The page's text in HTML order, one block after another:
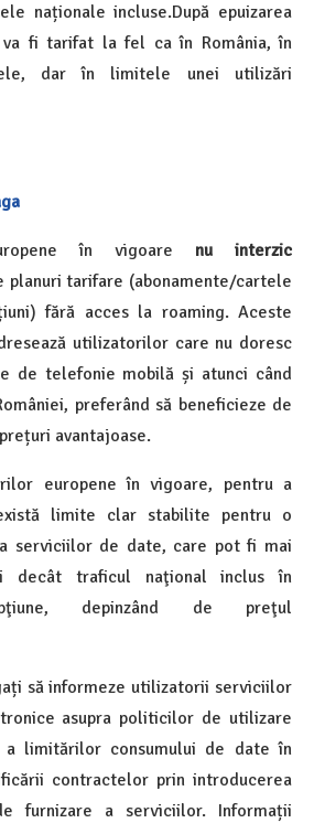
naționale incluse.După epuizarea
va fi tarifat la fel ca în România, în
dar în limitele unei utilizări
în vigoare nu interzic
planuri tarifare (abonamente/cartele
fără acces la roaming. Aceste
utilizatorilor care nu doresc
de telefonie mobilă și atunci când
preferând să beneficieze de
avantajoase.
europene în vigoare, pentru a
limite clar stabilite pentru o
serviciilor de date, care pot fi mai
decât traficul naţional inclus în
depinzând de preţul
să informeze utilizatorii serviciilor
asupra politicilor de utilizare
a limitărilor consumului de date în
contractelor prin introducerea
furnizare a serviciilor. Informații